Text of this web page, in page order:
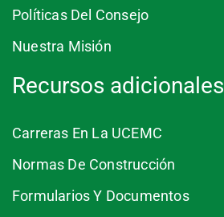
Políticas Del Consejo
Nuestra Misión
Recursos adicionales
Carreras En La UCEMC
Normas De Construcción
Formularios Y Documentos